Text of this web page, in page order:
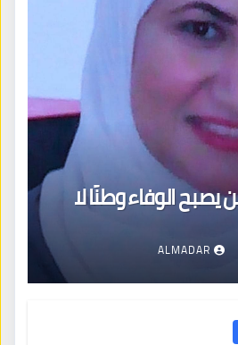
يصبح الوفاء وطنًا لا
ALMADAR